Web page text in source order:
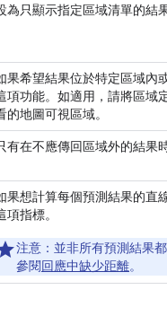
為只顯示指定區域清單的結果
果希望結果位於特定區域內
項功能。如適用，請將區域
的地圖可視區域。
有在不應傳回區域外的結果
果想計算每個預測結果的直
項指標。
注意： 並非所有預測結果
參閱 回應中缺少距離。